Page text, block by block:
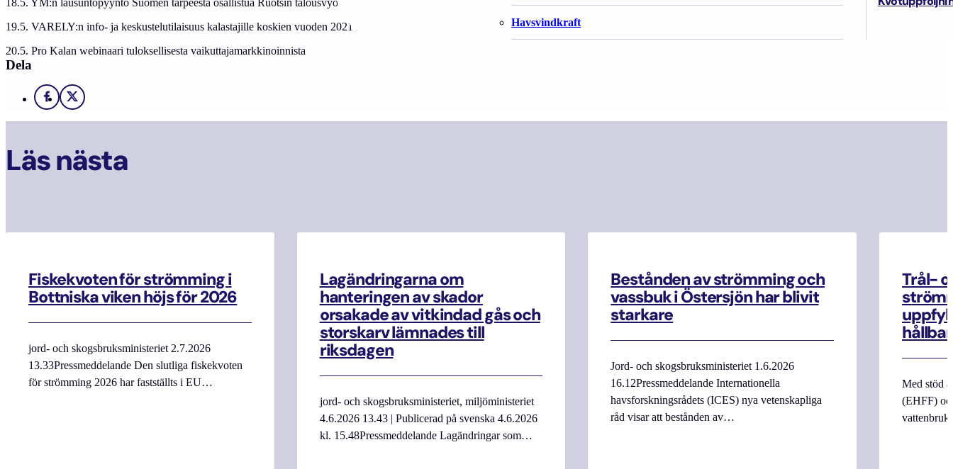
Havsvindkraft
19.5. VARELY:n info- ja keskustelutilaisuus kalastajille koskien vuoden 2021 lohen kalastusta
20.5. Pro Kalan webinaari tuloksellisesta vaikuttajamarkkinoinnista
Dela
Facebook
X
Läs nästa
Fiskekvoten för strömming i
Bottniska viken höjs för 2026
jord- och skogsbruksministeriet 2.7.2026
13.33Pressmeddelande Den slutliga fiskekvoten
för strömming 2026 har fastställts i EU…
Lagändringarna om
hanteringen av skador
orsakade av vitkindad gås och
storskarv lämnades till
riksdagen
jord- och skogsbruksministeriet, miljöministeriet
4.6.2026 13.43 | Publicerad på svenska 4.6.2026
kl. 15.48Pressmeddelande Lagändringar som…
Bestånden av strömming och
vassbuk i Östersjön har blivit
starkare
Jord- och skogsbruksministeriet 1.6.2026
16.12Pressmeddelande Internationella
havsforskningsrådets (ICES) nya vetenskapliga
råd visar att bestånden av…
Trål-
Med stöd
(EHFF)